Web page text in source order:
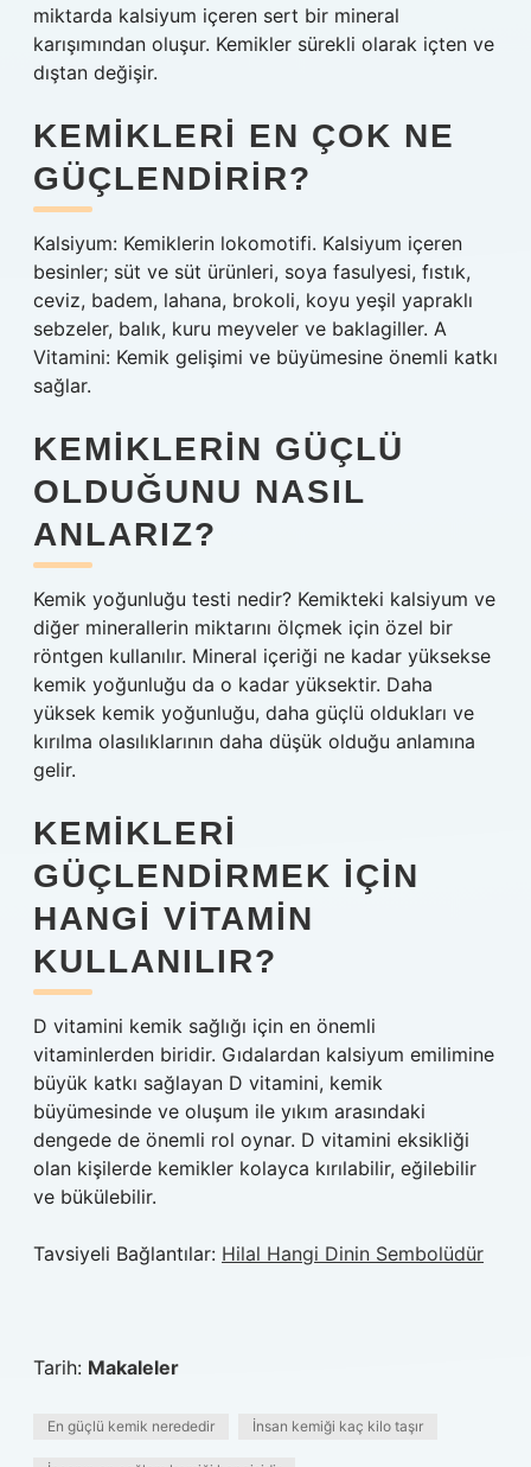
miktarda kalsiyum içeren sert bir mineral
karışımından oluşur. Kemikler sürekli olarak içten ve
dıştan değişir.
KEMIKLERI EN ÇOK NE
GÜÇLENDIRIR?
Kalsiyum: Kemiklerin lokomotifi. Kalsiyum içeren
besinler; süt ve süt ürünleri, soya fasulyesi, fıstık,
ceviz, badem, lahana, brokoli, koyu yeşil yapraklı
sebzeler, balık, kuru meyveler ve baklagiller. A
Vitamini: Kemik gelişimi ve büyümesine önemli katkı
sağlar.
KEMIKLERIN GÜÇLÜ
OLDUĞUNU NASIL
ANLARIZ?
Kemik yoğunluğu testi nedir? Kemikteki kalsiyum ve
diğer minerallerin miktarını ölçmek için özel bir
röntgen kullanılır. Mineral içeriği ne kadar yüksekse
kemik yoğunluğu da o kadar yüksektir. Daha
yüksek kemik yoğunluğu, daha güçlü oldukları ve
kırılma olasılıklarının daha düşük olduğu anlamına
gelir.
KEMIKLERI
GÜÇLENDIRMEK İÇIN
HANGI VITAMIN
KULLANILIR?
D vitamini kemik sağlığı için en önemli
vitaminlerden biridir. Gıdalardan kalsiyum emilimine
büyük katkı sağlayan D vitamini, kemik
büyümesinde ve oluşum ile yıkım arasındaki
dengede de önemli rol oynar. D vitamini eksikliği
olan kişilerde kemikler kolayca kırılabilir, eğilebilir
ve bükülebilir.
Tavsiyeli Bağlantılar: Hilal Hangi Dinin Sembolüdür
Tarih: Makaleler
En güçlü kemik nerededir İnsan kemiği kaç kilo taşır